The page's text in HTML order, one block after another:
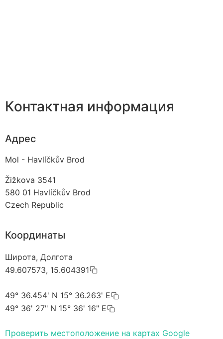
Контактная информация
Адрес
Mol - Havlíčkův Brod
Žižkova 3541
580 01 Havlíčkův Brod
Czech Republic
Координаты
Широта, Долгота
49.607573, 15.604391
49° 36.454' N 15° 36.263' E
49° 36' 27" N 15° 36' 16" E
Проверить местоположение на картах Google